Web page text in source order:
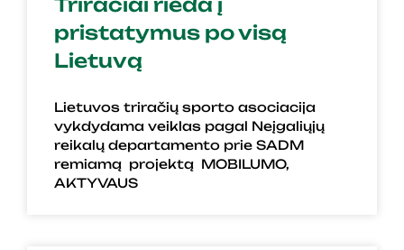
pristatymus po visą
Lietuvą
Lietuvos triračių sporto asociacija
vykdydama veiklas pagal Neįgaliųjų
reikalų departamento prie SADM
remiamą projektą MOBILUMO,
AKTYVAUS